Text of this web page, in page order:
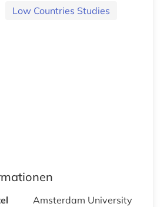
Low Countries Studies
Amsterdam University